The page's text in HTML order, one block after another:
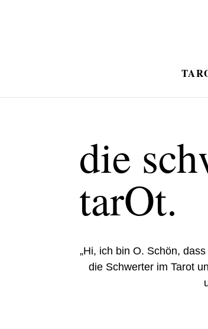
die
tarOt.
„Hi, ich bin O. Schön,
die Schwerter im Tarot